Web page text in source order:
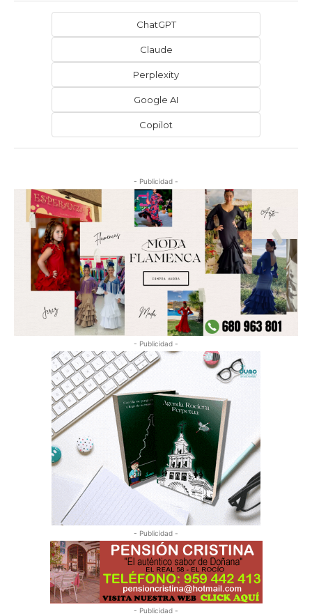
ChatGPT
Claude
Perplexity
Google AI
Copilot
- Publicidad -
- Publicidad -
- Publicidad -
- Publicidad -